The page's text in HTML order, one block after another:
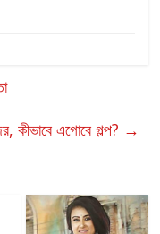
কীভাবে এগোবে গল্প? →